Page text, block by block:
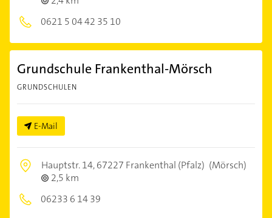
0621 5 04 42 35 10
Grundschule Frankenthal-Mörsch
GRUNDSCHULEN
E-Mail
Hauptstr. 14,67227 Frankenthal (Pfalz) (Mörsch)
2,5 km
06233 6 14 39